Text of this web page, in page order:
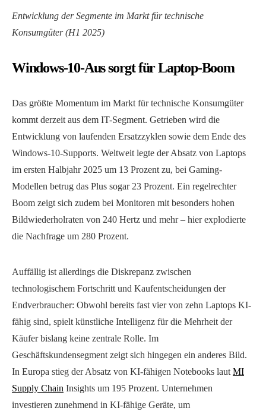
Entwicklung der Segmente im Markt für technische
Konsumgüter (H1 2025)
Windows-10-Aus sorgt für Laptop-Boom
Das größte Momentum im Markt für technische Konsumgüter
kommt derzeit aus dem IT-Segment. Getrieben wird die
Entwicklung von laufenden Ersatzzyklen sowie dem Ende des
Windows-10-Supports. Weltweit legte der Absatz von Laptops
im ersten Halbjahr 2025 um 13 Prozent zu, bei Gaming-
Modellen betrug das Plus sogar 23 Prozent. Ein regelrechter
Boom zeigt sich zudem bei Monitoren mit besonders hohen
Bildwiederholraten von 240 Hertz und mehr – hier explodierte
die Nachfrage um 280 Prozent.
Auffällig ist allerdings die Diskrepanz zwischen
technologischem Fortschritt und Kaufentscheidungen der
Endverbraucher: Obwohl bereits fast vier von zehn Laptops KI-
fähig sind, spielt künstliche Intelligenz für die Mehrheit der
Käufer bislang keine zentrale Rolle. Im
Geschäftskundensegment zeigt sich hingegen ein anderes Bild.
In Europa stieg der Absatz von KI-fähigen Notebooks laut MI
Supply Chain Insights um 195 Prozent. Unternehmen
investieren zunehmend in KI-fähige Geräte, um